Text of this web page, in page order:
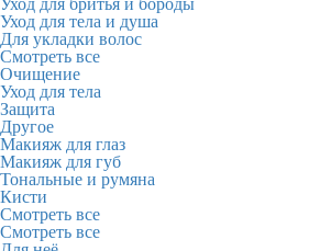
Уход для бритья и бороды
Уход для тела и душа
Для укладки волос
Смотреть все
Очищение
Уход для тела
Защита
Другое
Макияж для глаз
Макияж для губ
Тональные и румяна
Кисти
Смотреть все
Смотреть все